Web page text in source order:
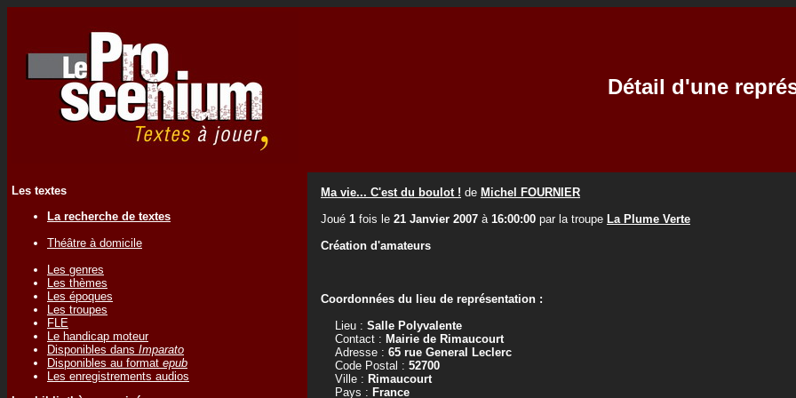
Détail d'une
Les textes
La recherche de textes
Théâtre à domicile
Les genres
Les thèmes
Les époques
Les troupes
FLE
Le handicap moteur
Disponibles dans Imparato
Disponibles au format epub
Les enregistrements audios
Ma vie... C'est du boulot ! de Michel FOURNIER
Joué 1 fois le 21 Janvier 2007 à 16:00:00 par la troupe La Plume Verte
Création d'amateurs
Coordonnées du lieu de représentation :
Lieu : Salle Polyvalente
Contact : Mairie de Rimaucourt
Adresse : 65 rue General Leclerc
Code Postal : 52700
Ville : Rimaucourt
Pays : France